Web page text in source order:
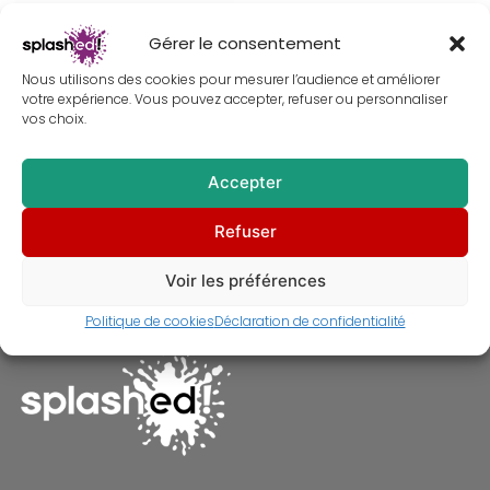
Gérer le consentement
Nous utilisons des cookies pour mesurer l’audience et améliorer
votre expérience. Vous pouvez accepter, refuser ou personnaliser
vos choix.
Accepter
Refuser
Voir les préférences
Politique de cookiesDéclaration de confidentialité
Princesse Leïa dans Star Wars –
30,00€